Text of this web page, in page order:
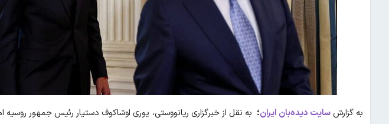
به گزارشسایت دیده‌بان ایران؛ به نقل از خبرگزاری ریانووستی، یوری اوشاکوف دستیار رئیس‌ جمهور روسیه